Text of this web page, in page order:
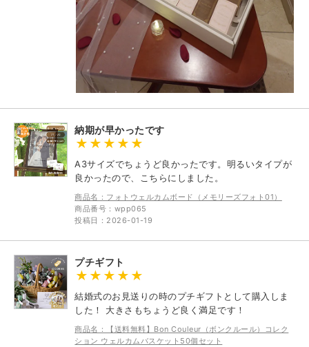
納期が早かったです
A3サイズでちょうど良かったです。明るいタイプが
良かったので、こちらにしました。
商品名：フォトウェルカムボード（メモリーズフォト01）
商品番号：wpp065
投稿日：2026-01-19
プチギフト
結婚式のお見送りの時のプチギフトとして購入しま
した！ 大きさもちょうど良く満足です！
商品名：【送料無料】Bon Couleur（ボンクルール）コレク
ション ウェルカムバスケット50個セット